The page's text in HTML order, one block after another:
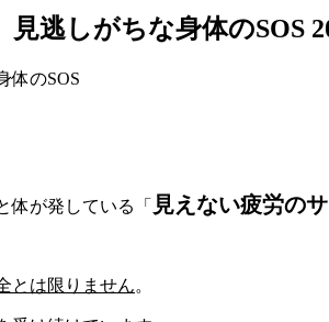
逃しがちな身体のSOS
体が発している「 見えない疲労の
とは限りません。